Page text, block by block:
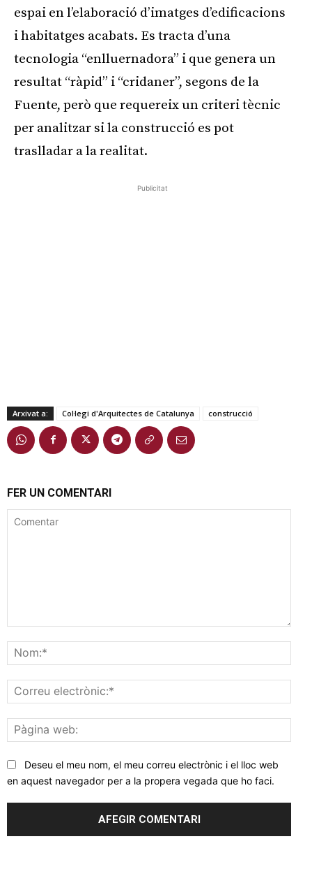
espai en l’elaboració d’imatges d’edificacions
i habitatges acabats. Es tracta d’una
tecnologia “enlluernadora” i que genera un
resultat “ràpid” i “cridaner”, segons de la
Fuente, però que requereix un criteri tècnic
per analitzar si la construcció es pot
traslladar a la realitat.
Publicitat
Arxivat a: Col·legi d'Arquitectes de Catalunya construcció
FER UN COMENTARI
web:
Deseu el meu nom, el meu correu electrònic i el lloc web
en aquest navegador per a la propera vegada que ho faci.